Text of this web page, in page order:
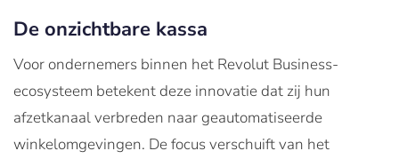
De onzichtbare kassa
Voor ondernemers binnen het Revolut Business-
ecosysteem betekent deze innovatie dat zij hun
afzetkanaal verbreden naar geautomatiseerde
winkelomgevingen. De focus verschuift van het